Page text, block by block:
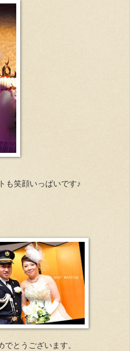
も笑顔いっぱいです♪
でとうございます。